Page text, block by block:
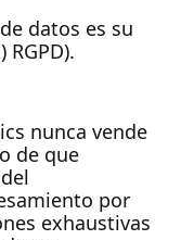
datos es su
nunca vende
de que
por
exhaustivas